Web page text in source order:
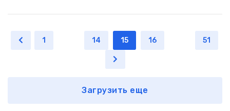
1 14 15 16 51
Загрузить еще